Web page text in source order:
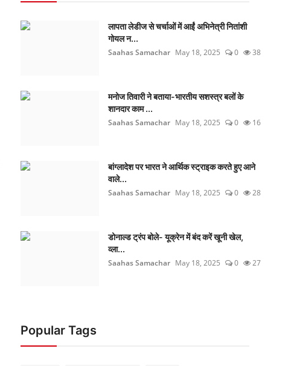
लापता लेडीज से चर्चाओं में आईं अभिनेत्री नितांशी
गोयल न...
Saahas Samachar May 18, 2025 0 38
मनोज तिवारी ने बताया-भारतीय सशस्त्र बलों के
शानदार काम ...
Saahas Samachar May 18, 2025 0 16
बांग्लादेश पर भारत ने आर्थिक स्ट्राइक करते हुए आने
वाले...
Saahas Samachar May 18, 2025 0 28
डोनाल्ड ट्रंप बोले- यूक्रेन में बंद करें खूनी खेल,
व्ला...
Saahas Samachar May 18, 2025 0 27
Popular Tags